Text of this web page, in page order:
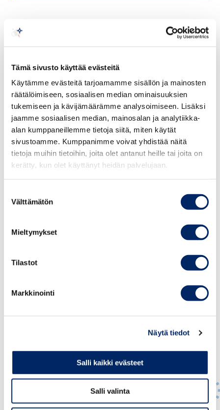
Tämä sivusto käyttää evästeitä
Käytämme evästeitä tarjoamamme sisällön ja mainosten
räätälöimiseen, sosiaalisen median ominaisuuksien
tukemiseen ja kävijämäärämme analysoimiseen. Lisäksi
jaamme sosiaalisen median, mainosalan ja analytiikka-
alan kumppaneillemme tietoja siitä, miten käytät
sivustoamme. Kumppanimme voivat yhdistää näitä
tietoja muihin tietoihin, joita olet antanut heille tai joita on
kerätty, kun olet käyttänyt heidän palvelujaan.
valinta
Välttämätön
Mieltymykset
Tilastot
Markkinointi
Näytä tiedot
Salli kaikki evästeet
Salli valinta
rekommenderar
ETT STÄNDIGT AKTUELLT
BELÖNINGSSÄTT
Med Centralhandelskammarens
förtjänsttecken visar du din
uppskattning för din
medarbetare.